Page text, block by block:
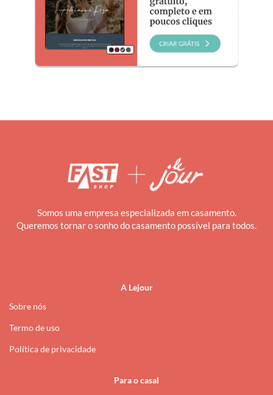
Somos uma empresa especializada em casamento.
Queremos tornar o sonho do casamento possível para todos.
A Lejour
Sobre nós
Termo de uso
Política de privacidade
Para o casal